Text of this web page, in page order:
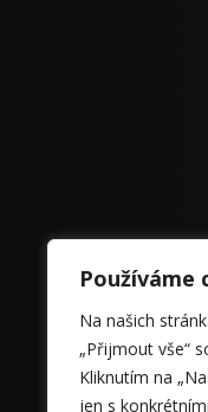
Používáme
Na našich
„Přijmout vše“
Kliknutím na
jen s